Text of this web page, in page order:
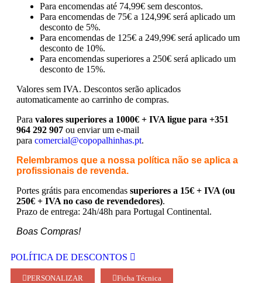
Para encomendas até 74,99€ sem descontos.
Para encomendas de 75€ a 124,99€ será aplicado um
desconto de 5%.
Para encomendas de 125€ a 249,99€ será aplicado um
desconto de 10%.
Para encomendas superiores a 250€ será aplicado um
desconto de 15%.
Valores sem IVA. Descontos serão aplicados
automaticamente ao carrinho de compras.
Para valores superiores a 1000€ + IVA ligue para +351
964 292 907 ou enviar um e-mail
para comercial@copopalhinhas.pt.
Relembramos que a nossa política não se aplica a
profissionais de revenda.
Portes grátis para encomendas superiores a 15€ + IVA (ou
250€ + IVA no caso de revendedores).
Prazo de entrega: 24h/48h para Portugal Continental.
Boas Compras!
POLÍTICA DE DESCONTOS
PERSONALIZAR Ficha Técnica